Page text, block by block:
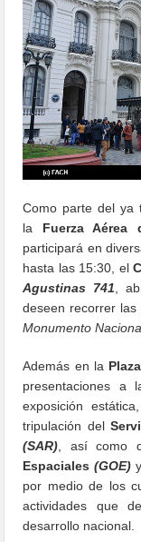
Como parte del ya
la Fuerza Aérea
participará en
hasta las 15:30, el
Agustinas 741 ,
deseen recorrer las
Monumento
Además en la
presentaciones a
exposición
tripulación del
(SAR) , así como
Espaciales (GOE)
por medio de los
actividades que
desarrollo nacional.